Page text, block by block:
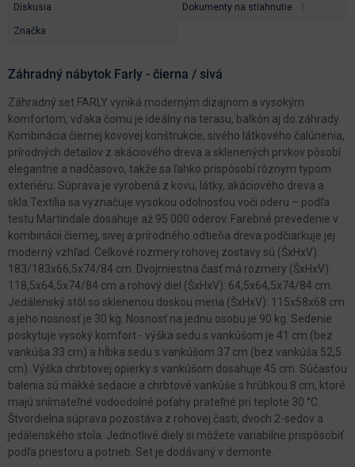
Diskusia Dokumenty na stiahnutie
Značka
Záhradný nábytok Farly - čierna / sivá
Záhradný set FARLY vyniká moderným dizajnom a vysokým
komfortom, vďaka čomu je ideálny na terasu, balkón aj do záhrady.
Kombinácia čiernej kovovej konštrukcie, sivého látkového čalúnenia,
prírodných detailov z akáciového dreva a sklenených prvkov pôsobí
elegantne a nadčasovo, takže sa ľahko prispôsobí rôznym typom
exteriéru. Súprava je vyrobená z kovu, látky, akáciového dreva a
skla.Textília sa vyznačuje vysokou odolnosťou voči oderu – podľa
testu Martindale dosahuje až 95 000 oderov. Farebné prevedenie v
kombinácii čiernej, sivej a prírodného odtieňa dreva podčiarkuje jej
moderný vzhľad. Celkové rozmery rohovej zostavy sú (ŠxHxV):
183/183x66,5x74/84 cm. Dvojmiestna časť má rozmery (ŠxHxV):
118,5x64,5x74/84 cm a rohový diel (ŠxHxV): 64,5x64,5x74/84 cm.
Jedálenský stôl so sklenenou doskou meria (ŠxHxV): 115x58x68 cm
a jeho nosnosť je 30 kg. Nosnosť na jednu osobu je 90 kg. Sedenie
poskytuje vysoký komfort - výška sedu s vankúšom je 41 cm (bez
vankúša 33 cm) a hĺbka sedu s vankúšom 37 cm (bez vankúša 52,5
cm). Výška chrbtovej opierky s vankúšom dosahuje 45 cm. Súčasťou
balenia sú mäkké sedacie a chrbtové vankúše s hrúbkou 8 cm, ktoré
majú snímateľné vodoodolné poťahy prateľné pri teplote 30 °C.
Štvordielna súprava pozostáva z rohovej časti, dvoch 2-sedov a
jedálenského stola. Jednotlivé diely si môžete variabilne prispôsobiť
podľa priestoru a potrieb. Set je dodávaný v demonte.